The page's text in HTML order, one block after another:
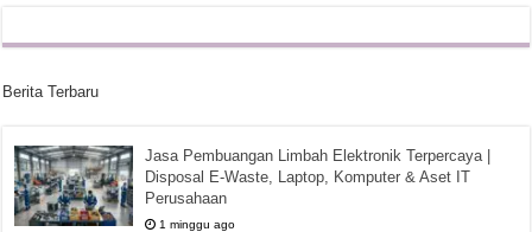
Berita Terbaru
Jasa Pembuangan Limbah Elektronik Terpercaya |
Disposal E-Waste, Laptop, Komputer & Aset IT
Perusahaan
1 minggu ago